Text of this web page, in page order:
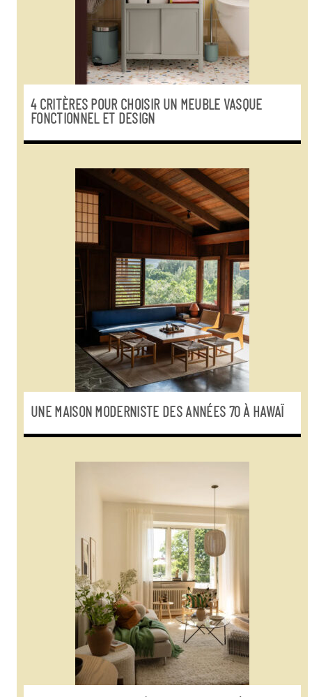
4 CRITÈRES POUR CHOISIR UN MEUBLE VASQUE
FONCTIONNEL ET DESIGN
UNE MAISON MODERNISTE DES ANNÉES 70 À HAWAÏ